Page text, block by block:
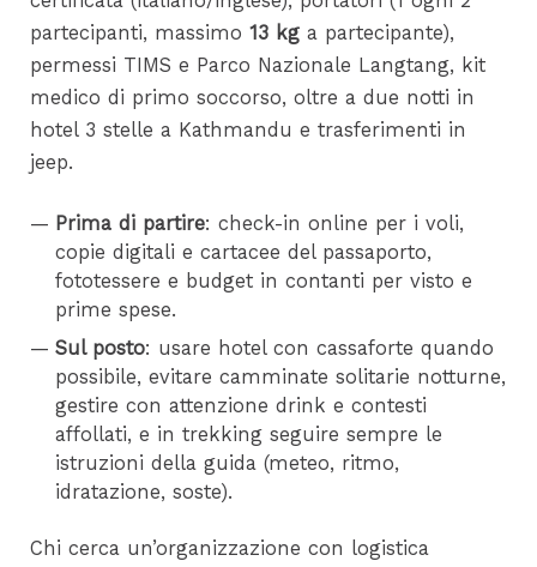
partecipanti, massimo13 kg a partecipante),
permessi TIMS e Parco Nazionale Langtang, kit
medico di primo soccorso, oltre a due notti in
hotel 3 stelle a Kathmandu e trasferimenti in
jeep.
Prima di partire: check-in online per i voli,
copie digitali e cartacee del passaporto,
fototessere e budget in contanti per visto e
prime spese.
Sul posto: usare hotel con cassaforte quando
possibile, evitare camminate solitarie notturne,
gestire con attenzione drink e contesti
affollati, e in trekking seguire sempre le
istruzioni della guida (meteo, ritmo,
idratazione, soste).
Chi cerca un’organizzazione con logistica